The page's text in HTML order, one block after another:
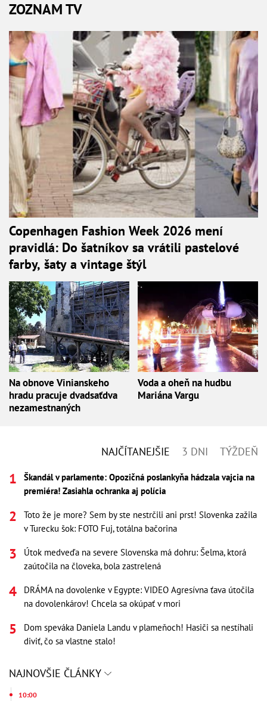
ZOZNAM TV
Copenhagen Fashion Week 2026 mení
pravidlá: Do šatníkov sa vrátili pastelové
farby, šaty a vintage štýl
Na obnove Vinianskeho
hradu pracuje dvadsaťdva
nezamestnaných
Voda a oheň na hudbu
Mariána Vargu
NAJČÍTANEJŠIE 3 DNI TÝŽDEŇ
Škandál v parlamente: Opozičná poslankyňa hádzala vajcia na
premiéra! Zasiahla ochranka aj polícia
Toto že je more? Sem by ste nestrčili ani prst! Slovenka zažila
v Turecku šok: FOTO Fuj, totálna bačorina
Útok medveďa na severe Slovenska má dohru: Šelma, ktorá
zaútočila na človeka, bola zastrelená
DRÁMA na dovolenke v Egypte: VIDEO Agresívna ťava útočila
na dovolenkárov! Chcela sa okúpať v mori
Dom speváka Daniela Landu v plameňoch! Hasiči sa nestíhali
diviť, čo sa vlastne stalo!
NAJNOVŠIE ČLÁNKY
10:00